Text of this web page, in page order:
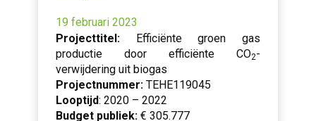
19 februari 2023
Projecttitel: Efficiënte groen gas
productie door efficiënte CO2-
verwijdering uit biogas
Projectnummer: TEHE119045
Looptijd: 2020 – 2022
Budget publiek: € 305.777